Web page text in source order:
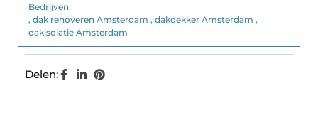
Bedrijven
, dak renoveren Amsterdam , dakdekker Amsterdam ,
dakisolatie Amsterdam
Delen: